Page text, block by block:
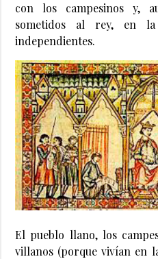
con los campesinos y,
sometidos al rey, en
independientes.
El pueblo llano, los
villanos (porque vivían en